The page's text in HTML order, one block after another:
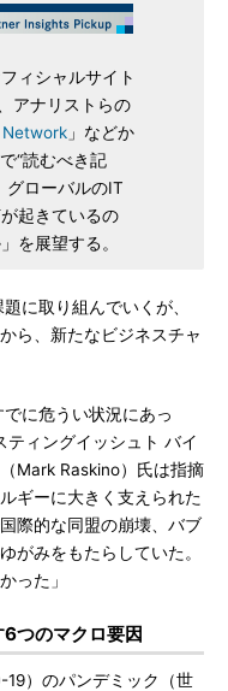
ィシャルサイト
アナリストらの
」などか
“読むべき記
グローバルのIT
起きているの
を展望する。
に取り組んでいくが、
ら、新たなビジネスチャ
に危うい状況にあっ
ィングイッシュト バイ
Mark Raskino）氏は指摘
ギーに大きく支えられた
際的な同盟の崩壊、バブ
がみをもたらしていた。
った」
つのマクロ要因
）のパンデミック（世